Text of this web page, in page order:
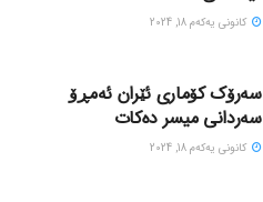
كانونی یه‌كه‌م 18, 2024
سەرۆک کۆماری ئێران ئەمڕۆ
سەردانی میسر دەکات
كانونی یه‌كه‌م 18, 2024